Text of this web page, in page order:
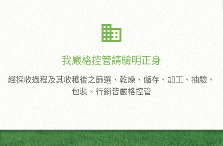
business
我嚴格控管請驗明正身
經採收過程及其收穫後之篩選、乾燥、儲存、加工、抽驗、
包裝、行銷皆嚴格控管